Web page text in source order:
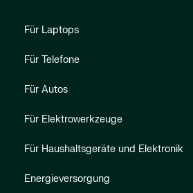
Für Laptops
Für Telefone
Für Autos
Für Elektrowerkzeuge
Für Haushaltsgeräte und Elektronik
Energieversorgung